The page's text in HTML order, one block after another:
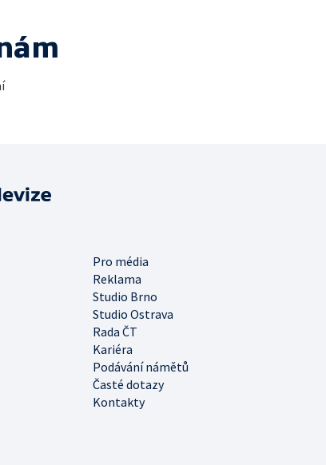
Pro média
Reklama
Studio Brno
Studio Ostrava
Rada ČT
Kariéra
Podávání námětů
Časté dotazy
Kontakty